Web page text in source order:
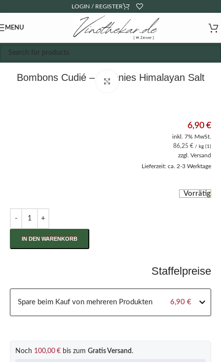
LOGIN / REGISTER
MENU
Bombons Cudié – Catànies Himalayan Salt
Click to enlarge
6,90 €
inkl. 7% MwSt.
86,25 € / kg (1)
zzgl. Versand
Lieferzeit: ca. 2-3 Werktage
Vorrätig
IN DEN WARENKORB
Staffelpreise
Spare beim Kauf von mehreren Produkten 6,90 €
Noch 100,00 € bis zum Gratis Versand .